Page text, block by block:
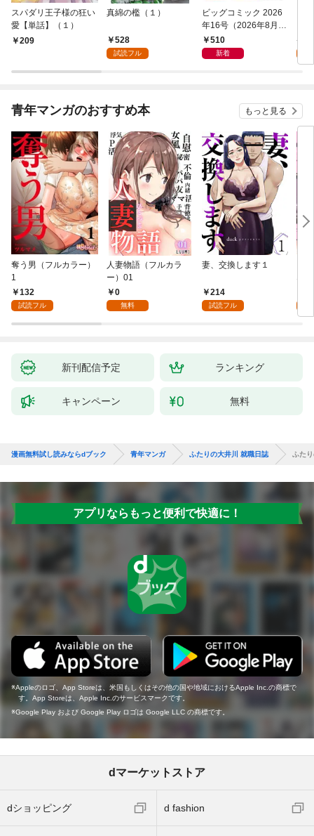
スパダリ王子様の狂い
愛【単話】（１）
209
真綿の檻（１）
528
試読フル
ビッグコミック 2026
年16号（2026年8月7
日発売）
510
新着
青年マンガのおすすめ本 もっと見る
奪う男（フルカラー）
1
132
試読フル
人妻物語（フルカラ
ー）01
0
無料
妻、交換します１
214
試読フル
な
新刊配信予定 ランキング
キャンペーン 無料
漫画無料試し読みならdブック 青年マンガ ふたりの大井川 就職日誌 ふた
アプリならもっと便利で快適に！
Appleのロゴ、App Storeは、米国もしくはその他の国や地域におけるApple Inc.の商標で
す。App Storeは、Apple Inc.のサービスマークです。
Google Play および Google Play ロゴは Google LLC の商標です。
dマーケットストア
dショッピング d fashion